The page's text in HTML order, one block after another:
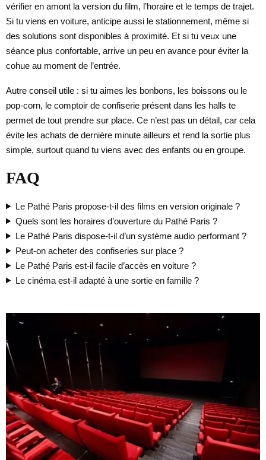
vérifier en amont la version du film, l’horaire et le temps de trajet.
Si tu viens en voiture, anticipe aussi le stationnement, même si
des solutions sont disponibles à proximité. Et si tu veux une
séance plus confortable, arrive un peu en avance pour éviter la
cohue au moment de l’entrée.
Autre conseil utile : si tu aimes les bonbons, les boissons ou le
pop-corn, le comptoir de confiserie présent dans les halls te
permet de tout prendre sur place. Ce n’est pas un détail, car cela
évite les achats de dernière minute ailleurs et rend la sortie plus
simple, surtout quand tu viens avec des enfants ou en groupe.
FAQ
Le Pathé Paris propose-t-il des films en version originale ?
Quels sont les horaires d’ouverture du Pathé Paris ?
Le Pathé Paris dispose-t-il d’un système audio performant ?
Peut-on acheter des confiseries sur place ?
Le Pathé Paris est-il facile d’accès en voiture ?
Le cinéma est-il adapté à une sortie en famille ?